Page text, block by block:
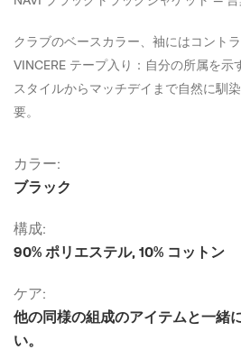
クラブのベースカラー、袖にはコント
VINCERE テープ入り：自分の所属を示
スタイルからマッチデイまで自然に馴
要。
カラー:
ブラック
構成:
90% ポリエステル, 10% コットン
ケア:
他の同様の組成のアイテムと一緒
い。